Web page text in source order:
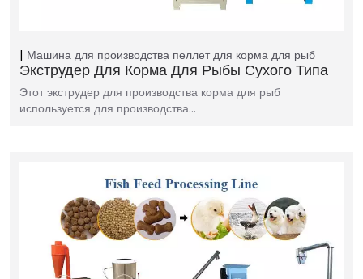
Машина для производства пеллет для корма для рыб
Экструдер Для Корма Для Рыбы Сухого Типа
Этот экструдер для производства корма для рыб
используется для производства…